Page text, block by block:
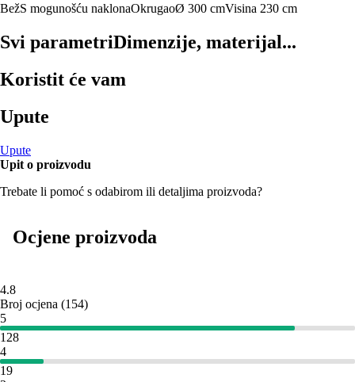
BežS mogunošću naklonaOkrugaoØ 300 cmVisina 230 cm
Svi parametriDimenzije, materijal...
Koristit će vam
Upute
Upute
Upit o proizvodu
Trebate li pomoć s odabirom ili detaljima proizvoda?
Ocjene proizvoda
4.8
Broj ocjena (154)
5
128
4
19